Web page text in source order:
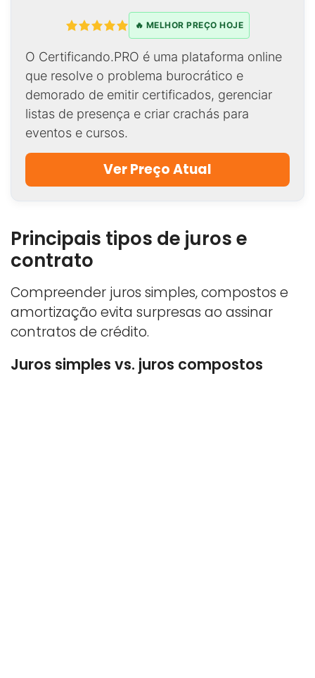
🔥 MELHOR PREÇO HOJE
O Certificando.PRO é uma plataforma online
que resolve o problema burocrático e
demorado de emitir certificados, gerenciar
listas de presença e criar crachás para
eventos e cursos.
Ver Preço Atual
Principais tipos de juros e
contrato
Compreender juros simples, compostos e
amortização evita surpresas ao assinar
contratos de crédito.
Juros simples vs. juros compostos